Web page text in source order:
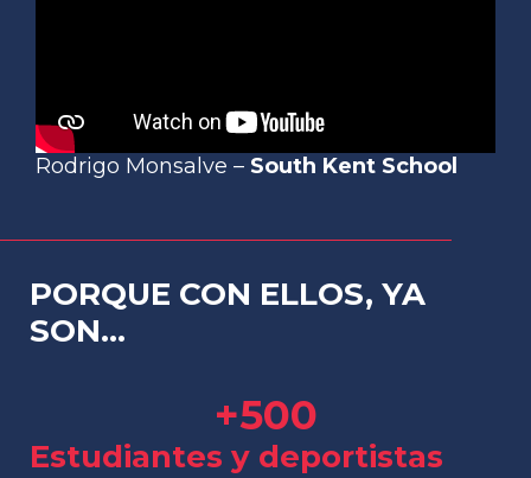
Rodrigo Monsalve – South Kent School
PORQUE CON ELLOS, YA
SON...
+500
Estudiantes y deportistas